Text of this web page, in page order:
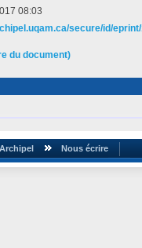
08:03
secure/id/
du document)
Archipel Nous écrire